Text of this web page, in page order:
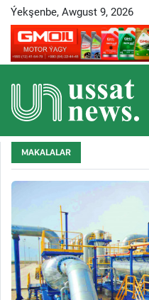
Ýekşenbe, Awgust 9, 2026
MAKALALAR